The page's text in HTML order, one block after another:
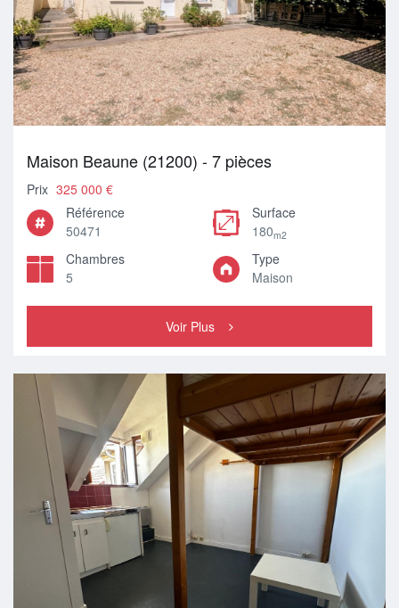
Maison Beaune (21200) - 7 pièces
Prix 325 000 €
Référence
50471
Surface
180m2
Chambres
5
Type
Maison
Voir Plus